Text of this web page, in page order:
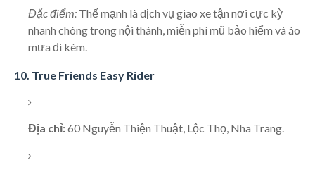
Đặc điểm: Thế mạnh là dịch vụ giao xe tận nơi cực kỳ
nhanh chóng trong nội thành, miễn phí mũ bảo hiểm và áo
mưa đi kèm.
10. True Friends Easy Rider
Địa chỉ:60 Nguyễn Thiện Thuật, Lộc Thọ, Nha Trang.